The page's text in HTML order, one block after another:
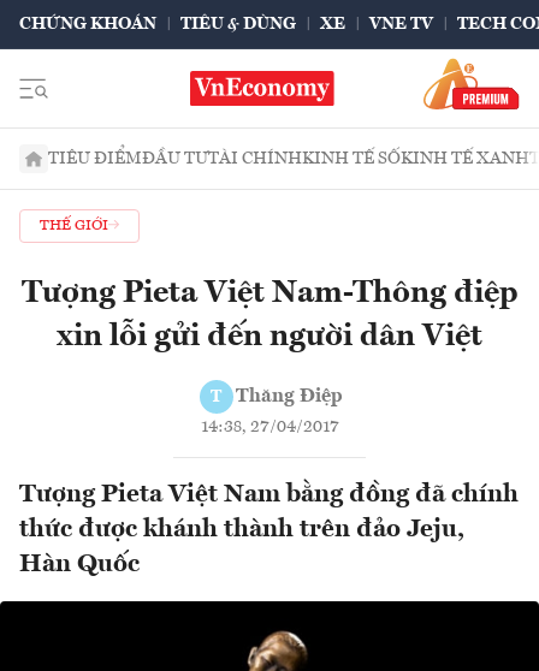
CHỨNG KHOÁN TIÊU & DÙNG XE VNE TV TECH
TIÊU ĐIỂMĐẦU TƯTÀI CHÍNHKINH TẾ SỐKINH TẾ XANH
THẾ GIỚI
Tượng Pieta Việt Nam-Thông điệp
xin lỗi gửi đến người dân Việt
T Thăng Điệp
14:38, 27/04/2017
Tượng Pieta Việt Nam bằng đồng đã chính
thức được khánh thành trên đảo Jeju,
Hàn Quốc